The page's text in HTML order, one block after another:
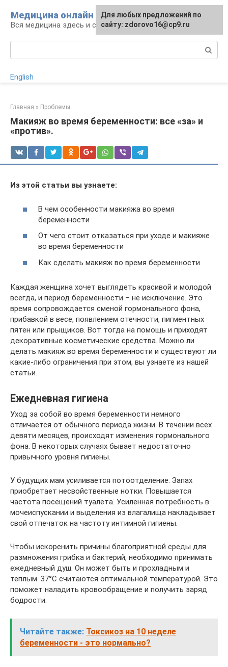
контенту
Медицина онлайн
Вся медицина здесь и сейчас
English
Главная » Проблемы
Макияж во время беременности: все «за» и
«против».
Из этой статьи вы узнаете:
В чем особенности макияжа во время
беременности
От чего стоит отказаться при уходе и макияже
во время беременности
Как сделать макияж во время беременности
Каждая женщина хочет выглядеть красивой и молодой
всегда, и период беременности – не исключение. Это
время сопровождается сменой гормонального фона,
прибавкой в весе, появлением отечности, пигментных
пятен или прыщиков. Вот тогда на помощь и приходят
декоративные косметические средства. Можно ли
делать макияж во время беременности и существуют ли
какие-либо ограничения при этом, вы узнаете из нашей
статьи.
Ежедневная гигиена
Уход за собой во время беременности немного
отличается от обычного периода жизни. В течении всех
девяти месяцев, происходят изменения гормонального
фона. В некоторых случаях бывает недостаточно
привычного уровня гигиены.
У будущих мам усиливается потоотделение. Запах
приобретает несвойственные нотки. Повышается
частота посещений туалета. Усиленная потребность в
мочеиспускании и выделения из влагалища накладывает
свой отпечаток на частоту интимной гигиены.
Чтобы искоренить причины благоприятной среды для
размножения грибка и бактерий, необходимо принимать
ежедневный душ. Он может быть и прохладным и
теплым. 37°С считаются оптимальной температурой. Это
поможет наладить кровообращение и получить заряд
бодрости.
Читайте также: Токсикоз на 10 неделе
беременности - это нормально?
Для любых предложений по
сайту: zdorovo16@cp9.ru